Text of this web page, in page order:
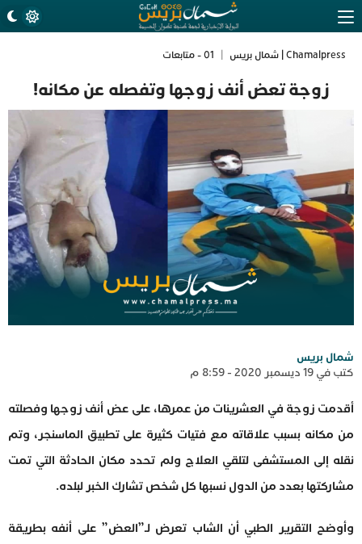
Chamalpress | شمال بريس 01 - متابعات
زوجة تعض أنف زوجها وتفصله عن مكانه!
شمال بريس
كتب في 19 ديسمبر 2020 - 8:59 م
أقدمت زوجة في العشرينات من عمرها، على عض أنف زوجها وفصلته
من مكانه بسبب علاقاته مع فتيات كثيرة على تطبيق الماسنجر، وتم
نقله إلى المستشفى لتلقي العلاج ولم تحدد مكان الحادثة التي تمت
مشاركتها بعدد من الدول نسبها كل شخص تشارك الخبر لبلده.
وأوضح التقرير الطبي أن الشاب تعرض لـ”العض” على أنفه بطريقة